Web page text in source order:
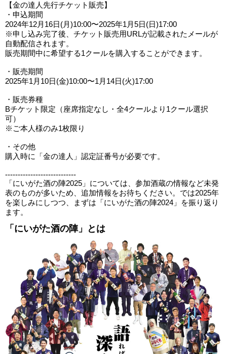
【金の達人先行チケット販売】
・申込期間
2024年12⽉16⽇(⽉)10:00〜2025年1⽉5⽇(⽇)17:00
※申し込み完了後、チケット販売用URLが記載されたメールが
自動配信されます。
販売期間中に希望する1クールを購入することができます。
・販売期間
2025年1⽉10⽇(⾦)10:00〜1⽉14⽇(⽕)17:00
・販売券種
Bチケット限定（座席指定なし・全4クールより1クール選択
可）
※ご本⼈様のみ1枚限り
・その他
購入時に「金の達人」認定証番号が必要です。
----------------------------
「にいがた酒の陣2025」については、参加酒蔵の情報など未発
表のものが多いため、追加情報をお待ちください。では2025年
を楽しみにしつつ、まずは「にいがた酒の陣2024」を振り返り
ます。
「にいがた酒の陣」とは